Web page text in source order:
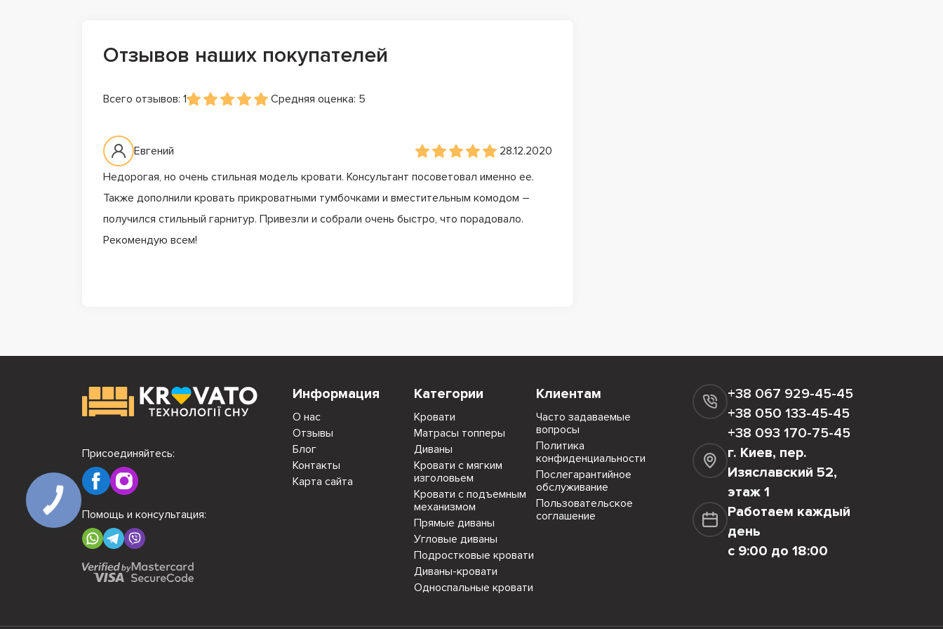
Отзывов наших покупателей
Всего отзывов: 1 Средняя оценка: 5
Евгений
28.12.2020
Недорогая, но очень стильная модель кровати. Консультант посоветовал именно ее.
Также дополнили кровать прикроватными тумбочками и вместительным комодом –
получился стильный гарнитур. Привезли и собрали очень быстро, что порадовало.
Рекомендую всем!
Информация
О нас
Отзывы
Блог
Контакты
Карта сайта
Категории
Кровати
Матрасы топперы
Диваны
Кровати с мягким
изголовьем
Кровати с подъемным
механизмом
Прямые диваны
Угловые диваны
Подростковые кровати
Диваны-кровати
Односпальные кровати
Клиентам
Часто задаваемые
вопросы
Политика
конфиденциальности
Послегарантийное
обслуживание
Пользовательское
соглашение
+38 067 929-45-45
+38 050 133-45-45
+38 093 170-75-45
г. Киев, пер.
Изяславский 52,
этаж 1
Работаем каждый
день
с 9:00 до 18:00
Присоединяйтесь:
Помощь и консультация: